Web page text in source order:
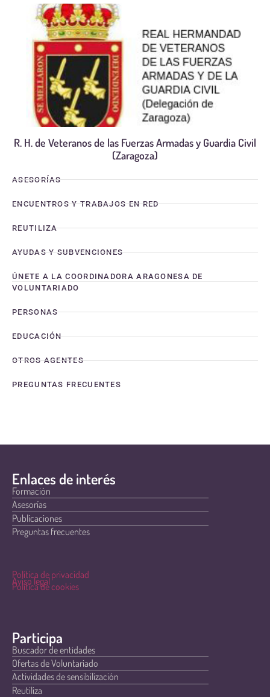
R. H. de Veteranos de las Fuerzas Armadas y Guardia Civil
(Zaragoza)
ASESORÍAS
ENCUENTROS Y TRABAJOS EN RED
REUTILIZA
AYUDAS Y SUBVENCIONES
ÚNETE A LA COORDINADORA ARAGONESA DE
VOLUNTARIADO
PERSONAS
EDUCACIÓN
OTROS AGENTES
PREGUNTAS FRECUENTES
Enlaces de interés
Formación
Asesorías
Publicaciones
Preguntas frecuentes
Política de privacidad
Aviso legal
Política de cookies
Participa
Buscador de entidades
Ofertas de Voluntariado
Actividades de sensibilización
Reutiliza